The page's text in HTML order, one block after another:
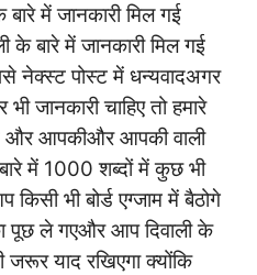
बारे में जानकारी मिल गई
के बारे में जानकारी मिल गई
नेक्स्ट पोस्ट में धन्यवादअगर
जानकारी चाहिए तो हमारे
और आपकीऔर आपकी वाली
में 1000 शब्दों में कुछ भी
भी बोर्ड एग्जाम में बैठोगे
ले गएऔर आप दिवाली के
याद रखिएगा क्योंकि